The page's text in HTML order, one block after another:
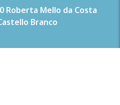
Roberta Mello da Costa
Branco